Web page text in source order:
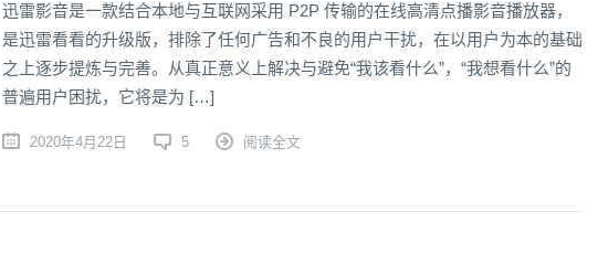
迅雷影音是一款结合本地与互联网采用 P2P 传输的在线高清点播影音播放器，
是迅雷看看的升级版，排除了任何广告和不良的用户干扰，在以用户为本的基础
之上逐步提炼与完善。从真正意义上解决与避免“我该看什么”，“我想看什么”的
普遍用户困扰，它将是为 […]
2020年4月22日 5 阅读全文